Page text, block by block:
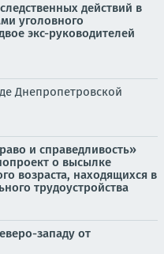
действий в
уголовного
экс-руководителей
Днепропетровской
и справедливость»
о высылке
возраста, находящихся в
трудоустройства
западу от